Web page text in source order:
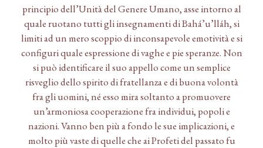
principio dell’Unità del Genere Umano, asse intorno al
quale ruotano tutti gli insegnamenti di Bahá’u’lláh, si
limiti ad un mero scoppio di inconsapevole emotività e si
configuri quale espressione di vaghe e pie speranze. Non
si può identificare il suo appello come un semplice
risveglio dello spirito di fratellanza e di buona volontà
fra gli uomini, né esso mira soltanto a promuovere
un’armoniosa cooperazione fra individui, popoli e
nazioni. Vanno ben più a fondo le sue implicazioni, e
molto più vaste di quelle che ai Profeti del passato fu